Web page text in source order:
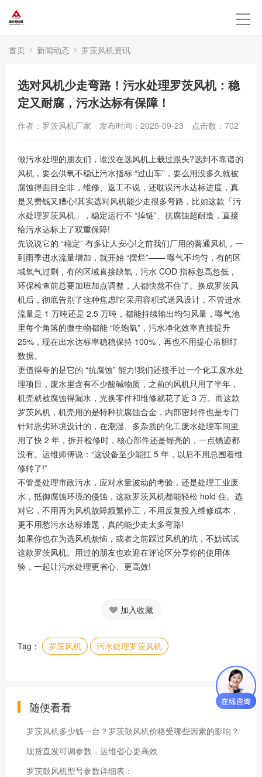
首页 新闻动态 罗茨风机资讯
选对风机少走弯路！污水处理罗茨风机：稳
定又耐腐，污水达标有保障！
作者：罗茨风机厂家 发布时间：2025-09-23 点击数： 702
做污水处理的朋友们，谁没在选风机上栽过跟头?选到不靠谱的
风机，要么供氧不稳让污水指标 “过山车”，要么用没多久就被
腐蚀得面目全非，维修、返工不说，还耽误污水达标进度，真
是又费钱又糟心!其实选对风机能少走很多弯路，比如这款「污
水处理罗茨风机」，稳定运行不 “掉链”、抗腐蚀超耐造，直接
给污水达标上了双重保障!
先说说它的 “稳定” 有多让人安心!之前我们厂用的普通风机，一
到雨季进水流量增加，就开始 “摆烂”—— 曝气不均匀，有的区
域氧气过剩，有的区域直接缺氧，污水 COD 指标忽高忽低，
环保检查前总要加班加点调整，人都快熬不住了。换成罗茨风
机后，彻底告别了这种焦虑!它采用容积式送风设计，不管进水
流量是 1 万吨还是 2.5 万吨，都能持续输出均匀风量，曝气池
里每个角落的微生物都能 “吃饱氧”，污水净化效率直接提升
25%，现在出水达标率稳稳保持 100%，再也不用提心吊胆盯
数据。
更值得夸的是它的 “抗腐蚀” 能力!我们还接手过一个化工废水处
理项目，废水里含有不少酸碱物质，之前的风机只用了半年，
机壳就被腐蚀得漏水，光换零件和维修就花了近 3 万。而这款
罗茨风机，机壳用的是特种抗腐蚀合金，内部密封件也是专门
针对恶劣环境设计的，在潮湿、多杂质的化工废水处理车间里
用了快 2 年，拆开检修时，核心部件还是锃亮的，一点锈迹都
没有。运维师傅说：“这设备至少能扛 5 年，以后不用总围着维
修转了!”
不管是处理市政污水，应对水量波动的考验，还是处理工业废
水，抵御腐蚀环境的侵蚀，这款罗茨风机都能轻松 hold 住。选
对它，不用再为风机故障频繁停工，不用反复投入维修成本，
更不用愁污水达标难题，真的能少走太多弯路!
如果你也在为选风机烦恼，或者之前踩过风机的坑，不妨试试
这款罗茨风机。用过的朋友也欢迎在评论区分享你的使用体
验，一起让污水处理更省心、更高效!
加入收藏
Tag： 罗茨风机 污水处理罗茨风机
随便看看
罗茨风机多少钱一台？罗茨鼓风机价格受哪些因素的影响？
现货直发可调参数，运维省心更高效
罗茨鼓风机型号参数详细表：